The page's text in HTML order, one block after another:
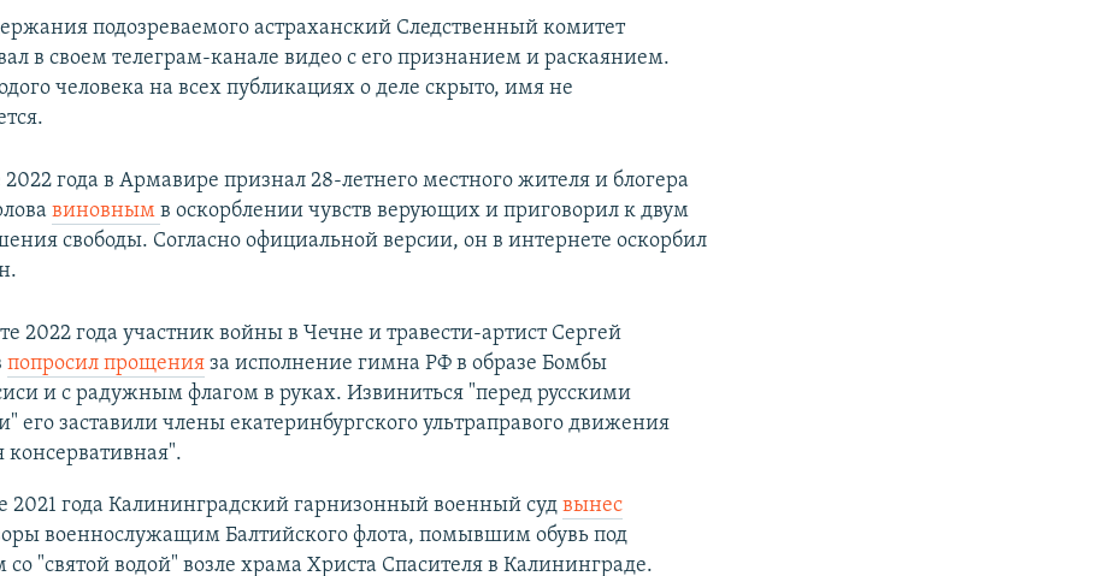
подозреваемого астраханский Следственный комитет
в своем телеграм-канале видео с его признанием и раскаянием.
человека на всех публикациях о деле скрыто, имя не
2022 года в Армавире признал 28-летнего местного жителя и блогера
виновнымв оскорблении чувств верующих и приговорил к двум
свободы. Согласно официальной версии, он в интернете оскорбил
2022 года участник войны в Чечне и травести-артист Сергей
попросил прощенияза исполнение гимна РФ в образе Бомбы
и с радужным флагом в руках. Извиниться "перед русскими
его заставили члены екатеринбургского ультраправого движения
консервативная".
2021 года Калининградский гарнизонный военный суд вынес
военнослужащим Балтийского флота, помывшим обувь под
со "святой водой" возле храма Христа Спасителя в Калининграде.